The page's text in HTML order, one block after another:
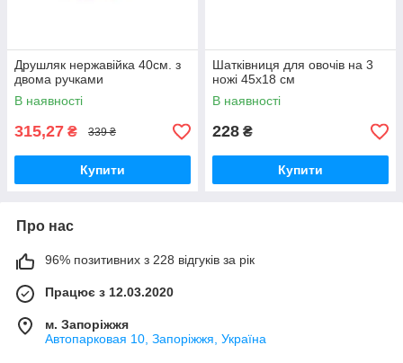
Друшляк нержавійка 40см. з
двома ручками
В наявності
315,27 ₴ 339 ₴
Купити
Шатківниця для овочів на 3
ножі 45х18 см
В наявності
228 ₴
Купити
Про нас
96% позитивних з 228 відгуків за рік
Працює з 12.03.2020
м. Запоріжжя
Автопарковая 10, Запоріжжя, Україна